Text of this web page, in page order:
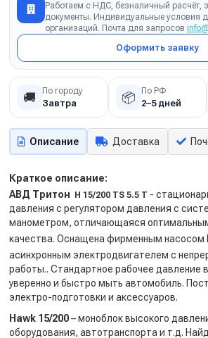
Работаем с НДС, безналичный расчёт,
документы. Индивидуальные условия
организаций. Почта для запросов
Оформить заявку
🚚 По городу
Завтра 📦 По РФ
2–5 дней
Описание Доставка
Краткое описание:
АВД Тритон
H 15/200 TS 5.5 T -
давления с регулятором давления с
манометром, отличающаяся
качества. Оснащена фирменным насосом
асинхронным электродвигателем с
работы.. Стандартное рабочее давление
уверенно и быстро мыть автомобиль.
электро-подготовки и аксессуаров.
Hawk 15/200– моноблок высокого
оборудования, автотранспорта и т.д.